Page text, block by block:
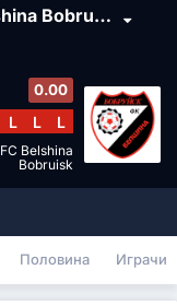
FC Naftan Novopolotsk с/у FC Belshina Bobruisk
0.00
L L L
FC Belshina
Bobruisk
Половина Играчи